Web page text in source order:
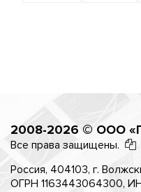
2008-2026 © ООО
Все права защищены.
Россия, 404103, г.
ОГРН 1163443064300,